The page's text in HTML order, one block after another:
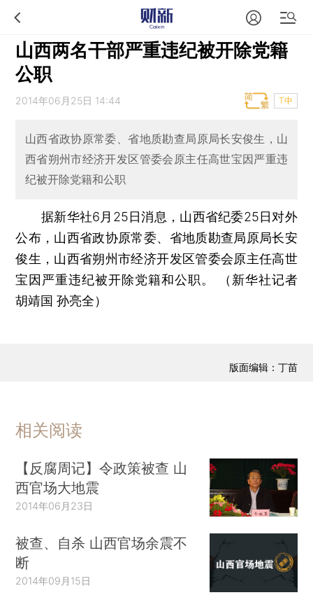
山西两名干部严重违纪被开除党籍
公职
2014年06月25日 14:44 T中
山西省政协原常委、省地质勘查局原局长安俊生，山
西省朔州市经济开发区管委会原主任高世宝因严重违
纪被开除党籍和公职
据新华社6月25日消息，山西省纪委25日对外
公布，山西省政协原常委、省地质勘查局原局长安
俊生，山西省朔州市经济开发区管委会原主任高世
宝因严重违纪被开除党籍和公职。 （新华社记者
胡靖国 孙亮全）
版面编辑：丁苗
相关阅读
【反腐周记】令政策被查 山
西官场大地震
2014年06月23日
被查、自杀 山西官场余震不
断
2014年09月15日